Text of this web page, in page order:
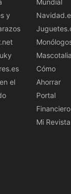
y
el
Cómo
Ahorrar
Portal
Financiero
Mi Revista